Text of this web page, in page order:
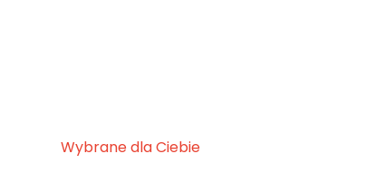
Wybrane dla Ciebie